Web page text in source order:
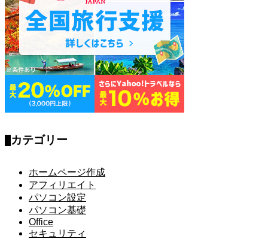
カテゴリー
ホームページ作成
アフィリエイト
パソコン設定
パソコン基礎
Office
セキュリティ